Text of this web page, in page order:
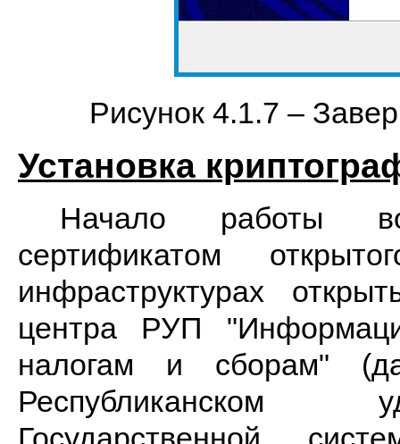
Рисунок 4.1.7 –
Установка
Начало работы
сертификатом
инфраструктурах
центра РУП
налогам и сборам"
Республиканском